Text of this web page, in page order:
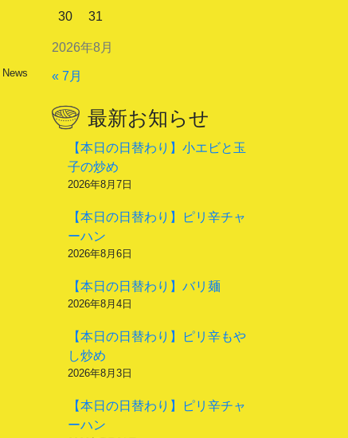
News
2026年8月
30
31
« 7月
最新お知らせ
【本日の日替わり】小エビと玉
子の炒め
2026年8月7日
【本日の日替わり】ピリ辛チャ
ーハン
2026年8月6日
【本日の日替わり】バリ麺
2026年8月4日
【本日の日替わり】ピリ辛もや
し炒め
2026年8月3日
【本日の日替わり】ピリ辛チャ
ーハン